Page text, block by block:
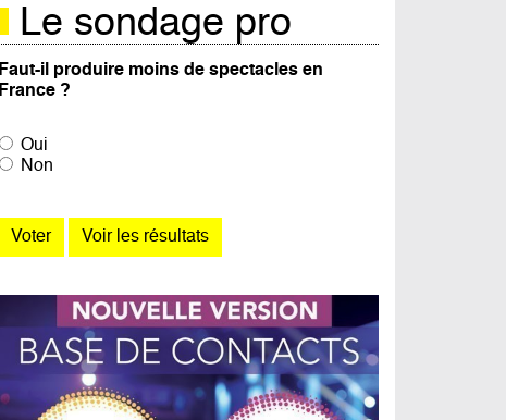
Le sondage pro
Faut-il produire moins de spectacles en
France ?
Oui
Non